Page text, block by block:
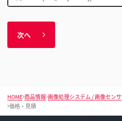
次へ
HOME 商品情報 画像処理システム / 画像センサ
価格・見積